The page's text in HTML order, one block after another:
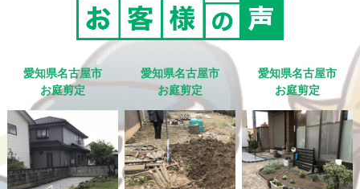
愛知県名古屋市
お庭剪定
愛知県名古屋市
お庭剪定
愛知県名古屋市
お庭剪定